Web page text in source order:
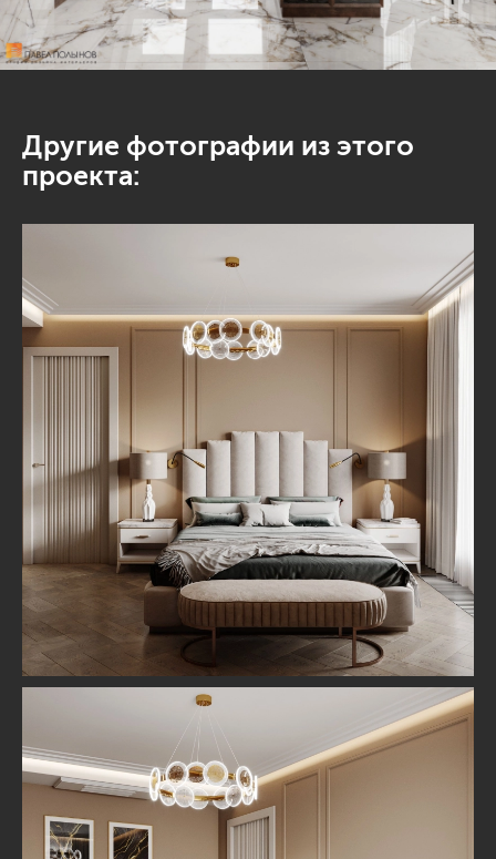
Другие фотографии из этого
проекта: